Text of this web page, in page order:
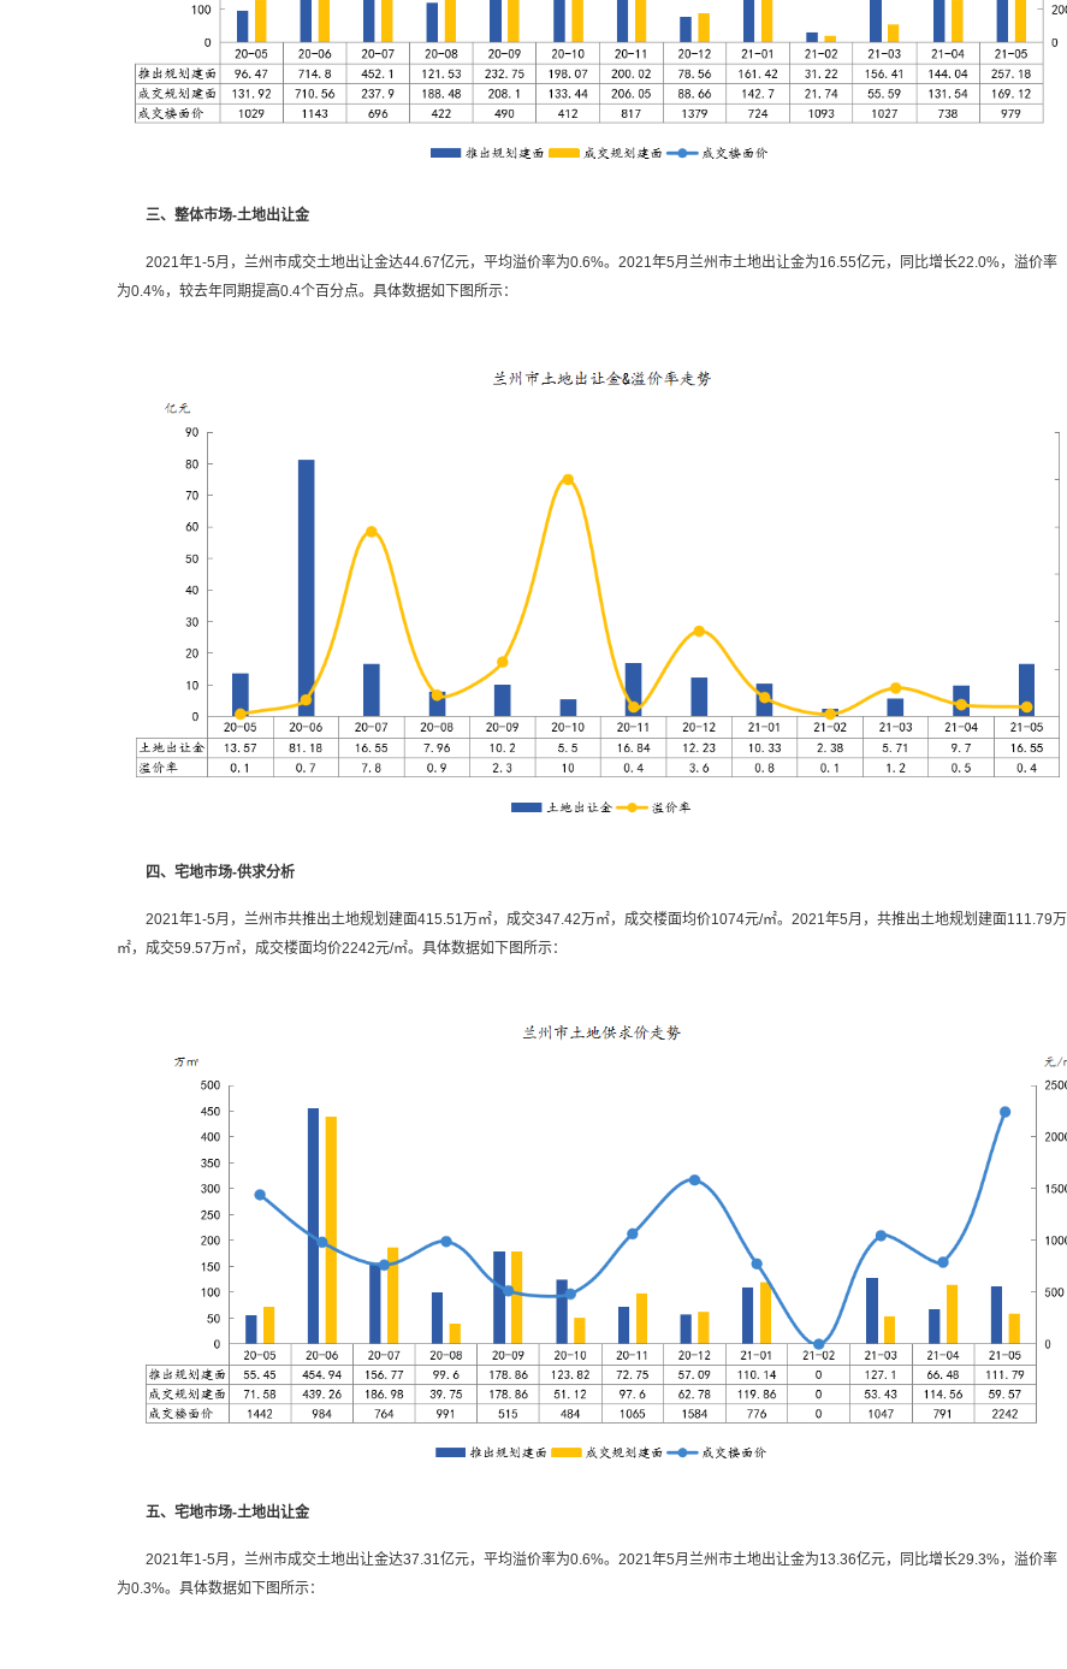
三、整体市场-土地出让金
2021年1-5月，兰州市成交土地出让金达44.67亿元，平均溢价率为0.6%。2021年5月兰州市土地出让金为16.55亿元，同比增长22.0%，溢价率
为0.4%，较去年同期提高0.4个百分点。具体数据如下图所示：
四、宅地市场-供求分析
2021年1-5月，兰州市共推出土地规划建面415.51万㎡，成交347.42万㎡，成交楼面均价1074元/㎡。2021年5月，共推出土地规划建面111.79万
㎡，成交59.57万㎡，成交楼面均价2242元/㎡。具体数据如下图所示：
五、宅地市场-土地出让金
2021年1-5月，兰州市成交土地出让金达37.31亿元，平均溢价率为0.6%。2021年5月兰州市土地出让金为13.36亿元，同比增长29.3%，溢价率
为0.3%。具体数据如下图所示：